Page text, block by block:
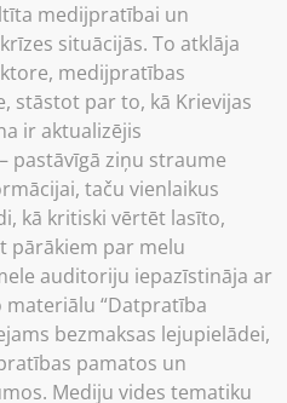
medijpratībai un
situācijās. To atklāja
medijpratības
stāstot par to, kā Krievijas
ir aktualizējis
pastāvīgā ziņu straume
taču vienlaikus
kā kritiski vērtēt lasīto,
pārākiem par melu
auditoriju iepazīstināja ar
materiālu “Datpratība
bezmaksas lejupielādei,
pamatos un
Mediju vides tematiku